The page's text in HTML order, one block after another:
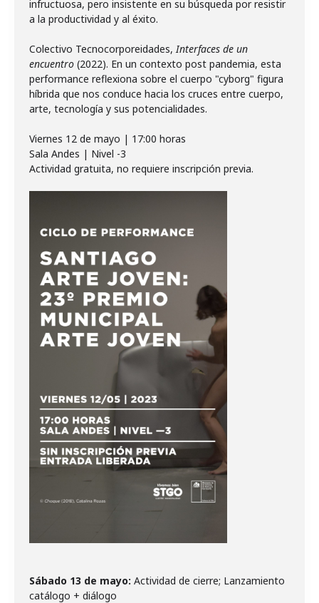
infructuosa, pero insistente en su búsqueda por resistir
a la productividad y al éxito.
Colectivo Tecnocorporeidades,Interfaces de un
encuentro (2022). En un contexto post pandemia, esta
performance reflexiona sobre el cuerpo "cyborg" figura
híbrida que nos conduce hacia los cruces entre cuerpo,
arte, tecnología y sus potencialidades.
Viernes 12 de mayo | 17:00 horas
Sala Andes | Nivel -3
Actividad gratuita, no requiere inscripción previa.
Sábado 13 de mayo: Actividad de cierre; Lanzamiento
catálogo + diálogo